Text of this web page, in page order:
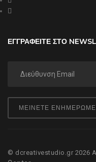
ΕΓΓΡΑΦΕΙΤΕ ΣΤΟ
ΜΕΙΝΕΤΕ
© dcreativestudio.gr 2026